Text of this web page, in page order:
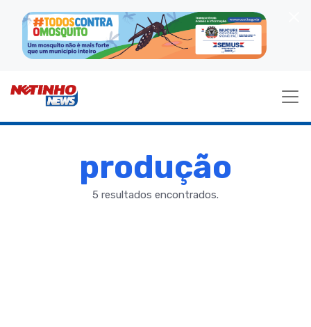
produção
5 resultados encontrados.